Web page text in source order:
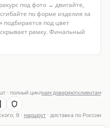
под фото → двигайте,
по форме изделия за
под цвет
рамку. Финальный
· полный циклнам доверяютклиентам
9 ·маршрут · доставка по России